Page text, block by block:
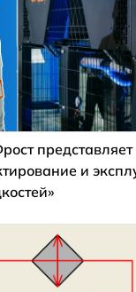
представляет
и